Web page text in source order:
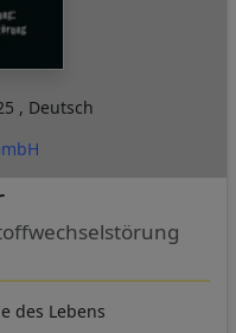
, Deutsch
des Lebens